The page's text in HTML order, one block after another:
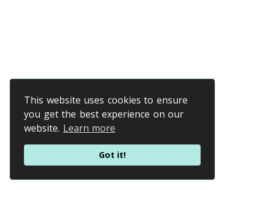
This website uses cookies to ensure
you get the best experience on our
website. Learn more
Got it!